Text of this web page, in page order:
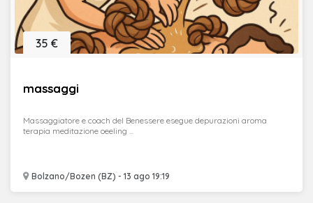
massaggi
Bolzano/Bozen (BZ) - 13 ago 19:19
35 €
Massaggiatore e coach del Benessere esegue depurazioni aroma
terapia meditazione oeeling ...